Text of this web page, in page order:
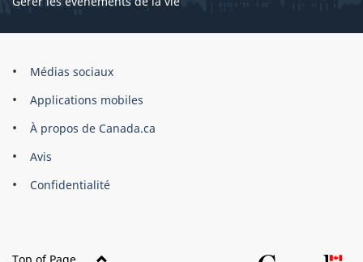
Organisation
gouvernement
du
Canada
Médias sociaux
Applications mobiles
À propos de Canada.ca
Avis
Confidentialité